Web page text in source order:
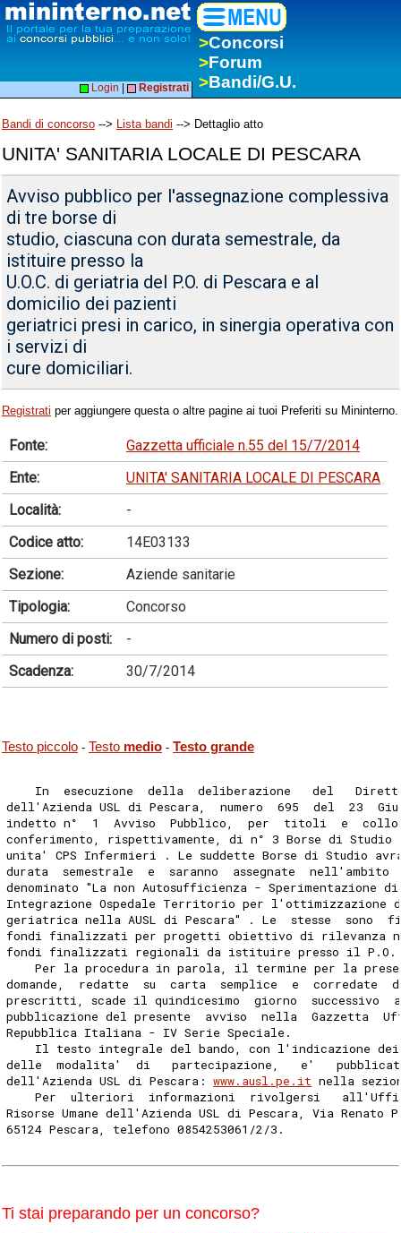
>Concorsi
>Forum
>Bandi/G.U.
Login Registrati
Bandi di concorso --> Lista bandi --> Dettaglio atto
UNITA' SANITARIA LOCALE DI PESCARA
Avviso pubblico per l'assegnazione complessiva
di tre borse di
studio, ciascuna con durata semestrale, da
istituire presso la
U.O.C. di geriatria del P.O. di Pescara e al
domicilio dei pazienti
geriatrici presi in carico, in sinergia operativa con
i servizi di
cure domiciliari.
Registrati per aggiungere questa o altre pagine ai tuoi Preferiti su Mininterno.
Fonte:
Gazzetta ufficiale n.55 del 15/7/2014
Ente:
UNITA' SANITARIA LOCALE DI PESCARA
Località:
-
Codice atto:
14E03133
Sezione:
Aziende sanitarie
Tipologia:
Concorso
Numero di posti:
-
Scadenza:
30/7/2014
Testo piccolo - Testo medio - Testo grande
In  esecuzione  della  deliberazione   del
dell'Azienda USL di Pescara,  numero  695  del  23
indetto n°  1  Avviso  Pubblico,  per  titoli  e
conferimento, rispettivamente, di n° 3 Borse di
unita' CPS Infermieri . Le suddette Borse di Studio
durata  semestrale  e  saranno  assegnate
denominato "La non Autosufficienza - Sperimentazione
Integrazione Ospedale Territorio per l'ottimizzazione
geriatrica nella AUSL di Pescara" . Le  stesse  sono
fondi finalizzati per progetti obiettivo di rilevanza
fondi finalizzati regionali da istituire presso il P.O.
Per la procedura in parola, il termine per la
domande,  redatte  su  carta  semplice  e  corredate
prescritti, scade il quindicesimo  giorno  successivo
pubblicazione del presente  avviso  nella  Gazzetta
Repubblica Italiana - IV Serie Speciale.
Il testo integrale del bando, con l'indicazione
delle  modalita'  di   partecipazione,   e'
dell'Azienda USL di Pescara: www.ausl.pe.it nella
Per  ulteriori  informazioni  rivolgersi
Risorse Umane dell'Azienda USL di Pescara, Via
65124 Pescara, telefono 0854253061/2/3.
Ti stai preparando per un concorso?